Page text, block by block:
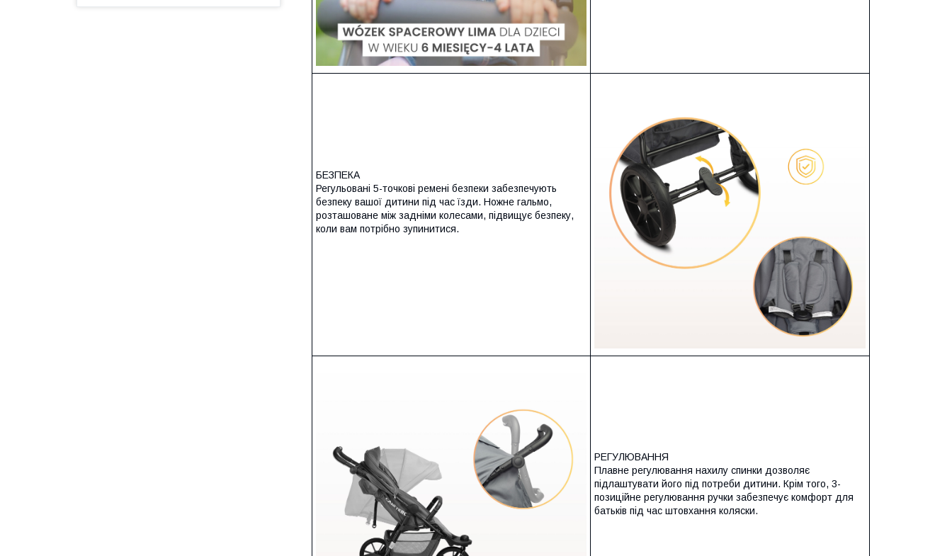
БЕЗПЕКА
Регульовані 5-точкові ремені безпеки забезпечують
безпеку вашої дитини під час їзди. Ножне гальмо,
розташоване між задніми колесами, підвищує безпеку,
коли вам потрібно зупинитися.
РЕГУЛЮВАННЯ
Плавне регулювання нахилу спинки дозволяє
підлаштувати його під потреби дитини. Крім того, 3-
позиційне регулювання ручки забезпечує комфорт для
батьків під час штовхання коляски.